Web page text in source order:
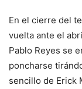
En el cierre del
vuelta ante el
Pablo Reyes se
poncharse
sencillo de Erick